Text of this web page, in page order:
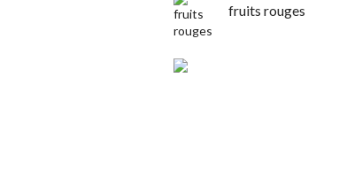
fruits rouges